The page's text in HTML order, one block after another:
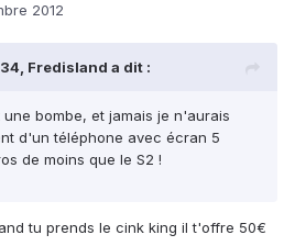
2012
Fredisland a dit :
une bombe, et jamais je n'aurais
d'un téléphone avec écran 5
de moins que le S2 !
tu prends le cink king il t'offre 50€